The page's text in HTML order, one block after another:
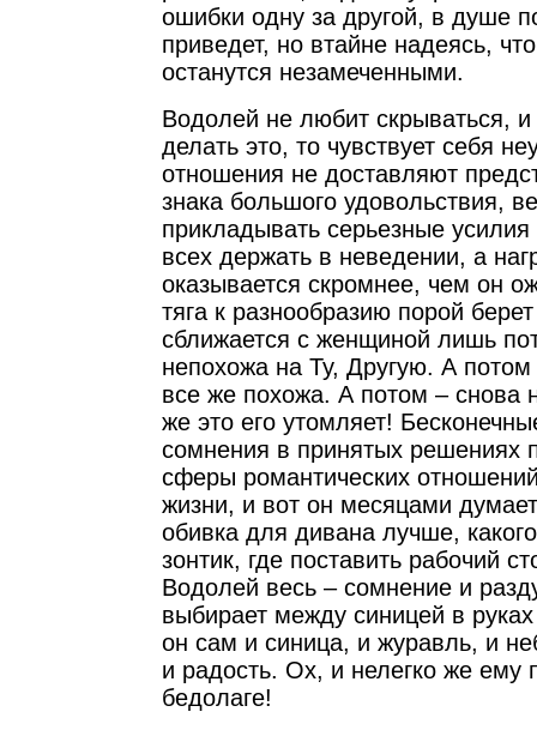
ошибки одну за другой, в душе
приведет, но втайне надеясь,
останутся незамеченными.
Водолей не любит скрываться,
делать это, то чувствует себя
отношения не доставляют
знака большого удовольствия,
прикладывать серьезные
всех держать в неведении, а
оказывается скромнее, чем он
тяга к разнообразию порой
сближается с женщиной лишь
непохожа на Ту, Другую. А потом
все же похожа. А потом – снова
же это его утомляет!
сомнения в принятых решениях
сферы романтических
жизни, и вот он месяцами
обивка для дивана лучше,
зонтик, где поставить рабочий
Водолей весь – сомнение и
выбирает между синицей в
он сам и синица, и журавль, и
и радость. Ох, и нелегко же ему
бедолаге!